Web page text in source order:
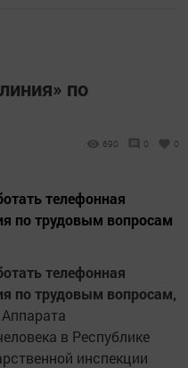
по
690 0 0
телефонная
по трудовым вопросам
телефонная
по трудовым вопросам,
в Республике
инспекции